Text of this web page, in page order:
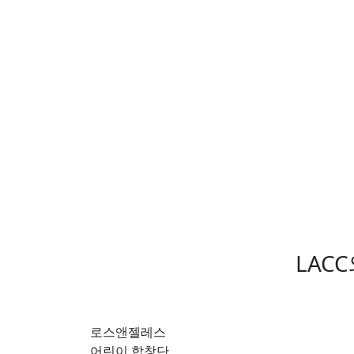
로스앤젤레스